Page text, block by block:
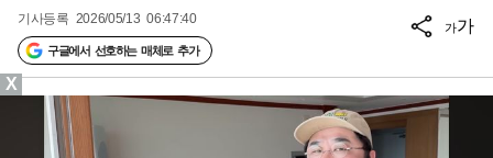
기사등록 2026/05/13 06:47:40
구글에서 선호하는 매체로 추가
가가
X